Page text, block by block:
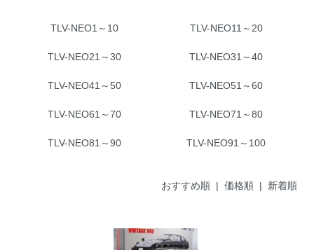
TLV-NEO1～10 TLV-NEO11～20
TLV-NEO21～30 TLV-NEO31～40
TLV-NEO41～50 TLV-NEO51～60
TLV-NEO61～70 TLV-NEO71～80
TLV-NEO81～90 TLV-NEO91～100
おすすめ順| 価格順 | 新着順